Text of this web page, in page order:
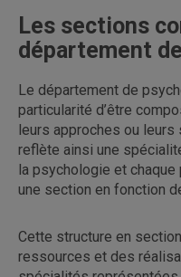
Les sections
département
Le département de
particularité d’être
leurs approches ou leurs
reflète ainsi une
la psychologie et
une section en fonction
Cette structure en
ressources et des